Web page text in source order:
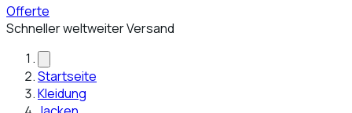
Offerte
Schneller weltweiter Versand
Startseite
Kleidung